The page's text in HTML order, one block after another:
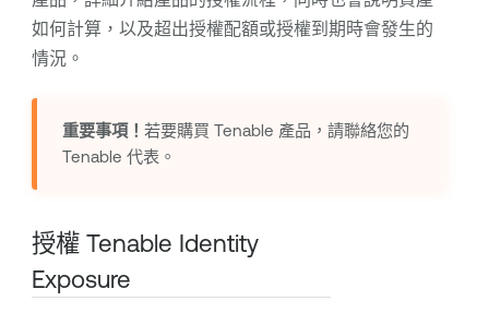
如何計算，以及超出授權配額或授權到期時會發生的
情況。
重要事項！ 若要購買 Tenable 產品，請聯絡您的
Tenable 代表。
授權 Tenable Identity
Exposure